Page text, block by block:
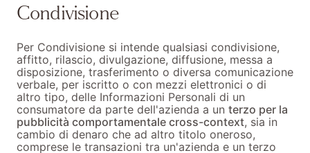
Condivisione
Per Condivisione si intende qualsiasi condivisione,
affitto, rilascio, divulgazione, diffusione, messa a
disposizione, trasferimento o diversa comunicazione
verbale, per iscritto o con mezzi elettronici o di
altro tipo, delle Informazioni Personali di un
consumatore da parte dell'azienda a un terzo per la
pubblicità comportamentale cross-context, sia in
cambio di denaro che ad altro titolo oneroso,
comprese le transazioni tra un'azienda e un terzo